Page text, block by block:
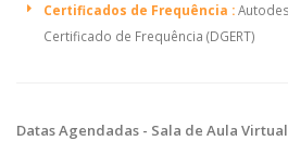
Certificados de Frequência :
Certificado de Frequência (DGERT)
Datas Agendadas - Sala de Aula Virtual